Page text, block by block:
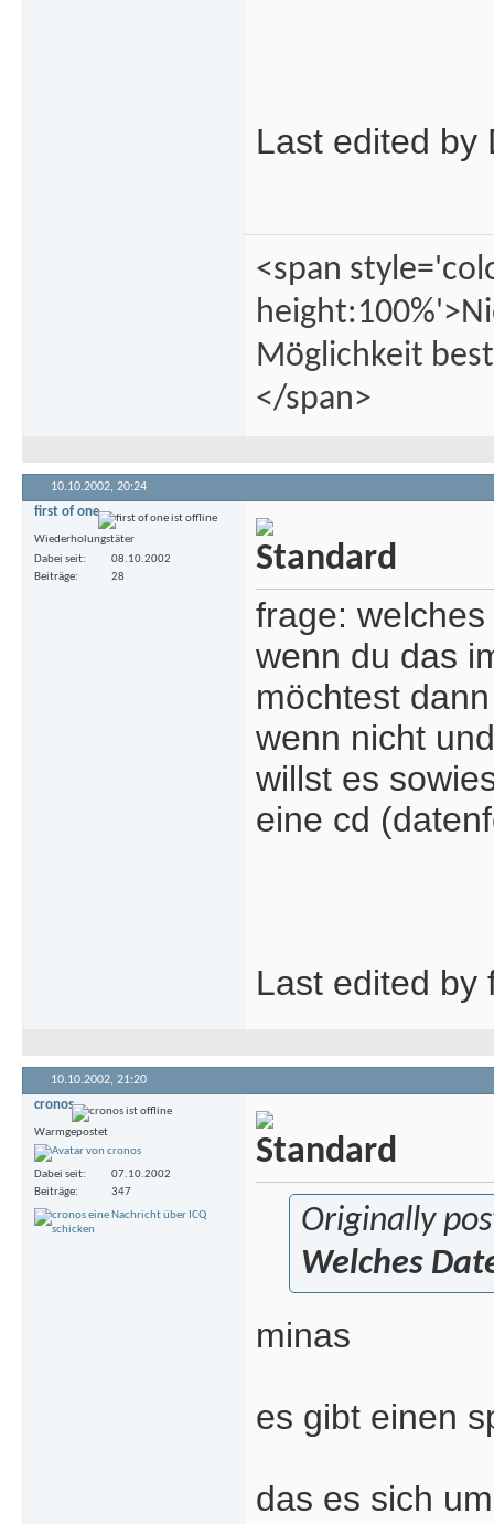
Last edited by
<span
Möglichkeit
</span>
10.10.2002, 20:24
first of one
Wiederholungstäter
Dabei seit
08.10.2002
Beiträge
28
frage:
wenn du das
möchtest
wenn nicht
willst es
eine cd
Last edited by
10.10.2002, 21:20
cronos
Warmgepostet
Dabei seit
07.10.2002
Beiträge
347
Originally
Welches
minas
es gibt einen
das es sich